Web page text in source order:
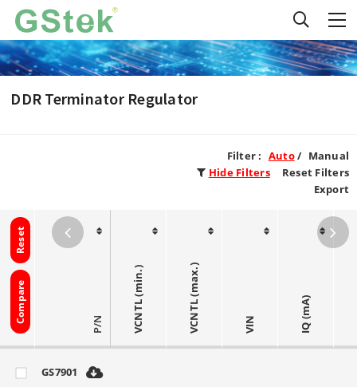
DDR Terminator Regulator
Filter : Auto/ Manual
Hide Filters
Reset Filters
Export
Compare
Reset
P/N VCNTL (min.) VCNTL (max.) VIN IQ (mA)
GS7901